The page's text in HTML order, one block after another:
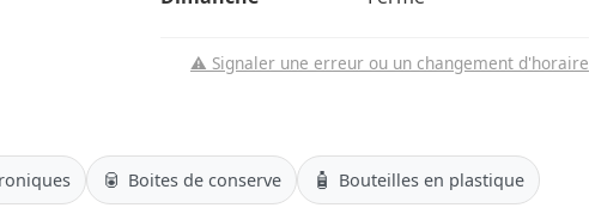
⚠️ Signaler une erreur ou un changement d'horaire
🥫 Boites de conserve 🧴 Bouteilles en plastique